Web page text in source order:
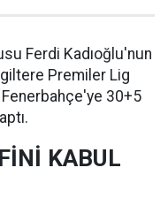
Ferdi Kadıoğlu'nun
Premiler Lig
30+5
KABUL